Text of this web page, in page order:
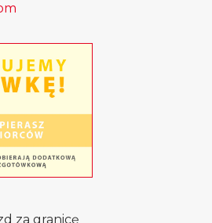
za granicę